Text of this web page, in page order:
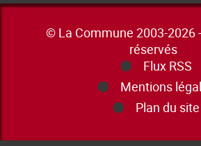
© La Commune 2003-2026
réservés
Flux RSS
Mentions
Plan du site